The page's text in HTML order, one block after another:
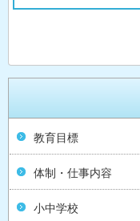
教育目標
体制・仕事内容
小中学校